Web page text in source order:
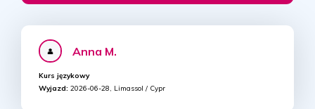
Anna M.
Kurs językowy
Wyjazd: 2026-06-28, Limassol / Cypr